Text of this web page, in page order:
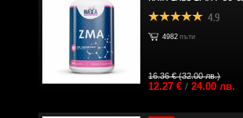
4.9
4982 пъти
16.36 € (32.00 лв.)
12.27 €/ 24.00 лв.